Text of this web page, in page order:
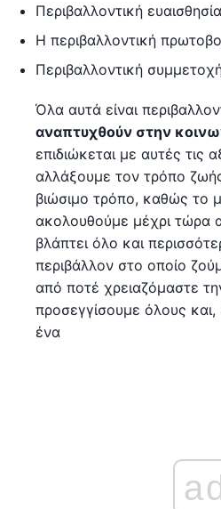
Περιβαλλοντική
Η περιβαλλοντική
Περιβαλλοντική
Όλα αυτά είναι
αναπτυχθούν στην
επιδιώκεται με αυτές τις
αλλάξουμε τον τρόπο
βιώσιμο τρόπο, καθώς το
ακολουθούμε μέχρι τώρα
βλάπτει όλο και
περιβάλλον στο οποίο
από ποτέ χρειαζόμαστε
προσεγγίσουμε όλους
ένα